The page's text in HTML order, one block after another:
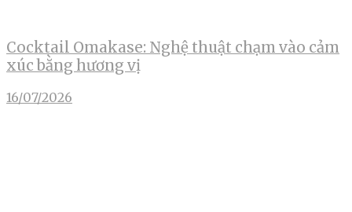
Cocktail Omakase: Nghệ thuật chạm vào cảm
xúc bằng hương vị
16/07/2026